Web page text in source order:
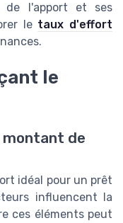
de l'apport et ses
le taux d'effort
le
de
idéal pour un prêt
influencent la
ces éléments peut